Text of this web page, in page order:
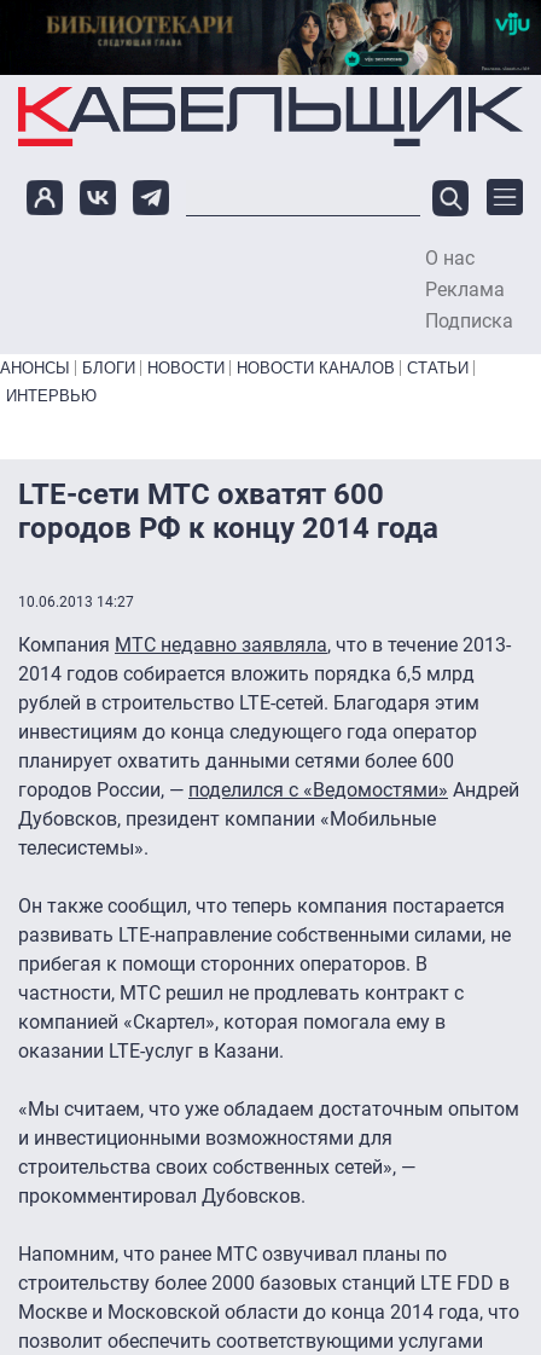
Перейти к основному содержанию
О нас
Реклама
Подписка
Primary links bottom
АНОНСЫ БЛОГИ НОВОСТИ НОВОСТИ КАНАЛОВ
СТАТЬИ
ИНТЕРВЬЮ
LTE-сети МТС охватят 600
городов РФ к концу 2014 года
10.06.2013 14:27
Компания МТС недавно заявляла, что в течение 2013-
2014 годов собирается вложить порядка 6,5 млрд
рублей в строительство LTE-сетей. Благодаря этим
инвестициям до конца следующего года оператор
планирует охватить данными сетями более 600
городов России, — поделился с «Ведомостями» Андрей
Дубовсков, президент компании «Мобильные
телесистемы».
Он также сообщил, что теперь компания постарается
развивать LTE-направление собственными силами, не
прибегая к помощи сторонних операторов. В
частности, МТС решил не продлевать контракт с
компанией «Скартел», которая помогала ему в
оказании LTE-услуг в Казани.
«Мы считаем, что уже обладаем достаточным опытом
и инвестиционными возможностями для
строительства своих собственных сетей», —
прокомментировал Дубовсков.
Напомним, что ранее МТС озвучивал планы по
строительству более 2000 базовых станций LTE FDD в
Москве и Московской области до конца 2014 года, что
позволит обеспечить соответствующими услугами